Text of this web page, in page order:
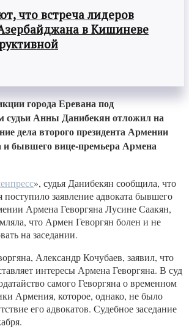
что встреча лидеров
в Кишиневе
города Еревана под
судьи Анны Данибекян отложил на
дела второго президента Армении
и бывшего вице-премьера Армена
», судья Данибекян сообщила, что
поступило заявление адвоката бывшего
Армена Геворгяна Лусине Саакян,
что Армен Геворгян болен и не
на заседании.
Александр Кочубаев, заявил, что
интересы Армена Геворгяна. В суд
самого Геворгяна о временном
Армения, которое, однако, не было
его адвокатов. Судебное заседание